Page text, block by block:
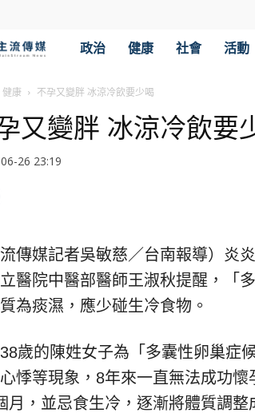
流
傳
政治 健康 社會 活動
健康 不孕又變胖 冰涼冷飲要少喝
又變胖 冰涼冷飲要
26 23:19
流傳媒記者吳敏慈／台南報導）炎
醫院中醫部醫師王淑秋提醒，「
為痰濕，應少碰生冷食物。
歲的陳姓女子為「多囊性卵巢症
悸等現象，8年來一直無法成功
月，並忌食生冷，逐漸將體質調整